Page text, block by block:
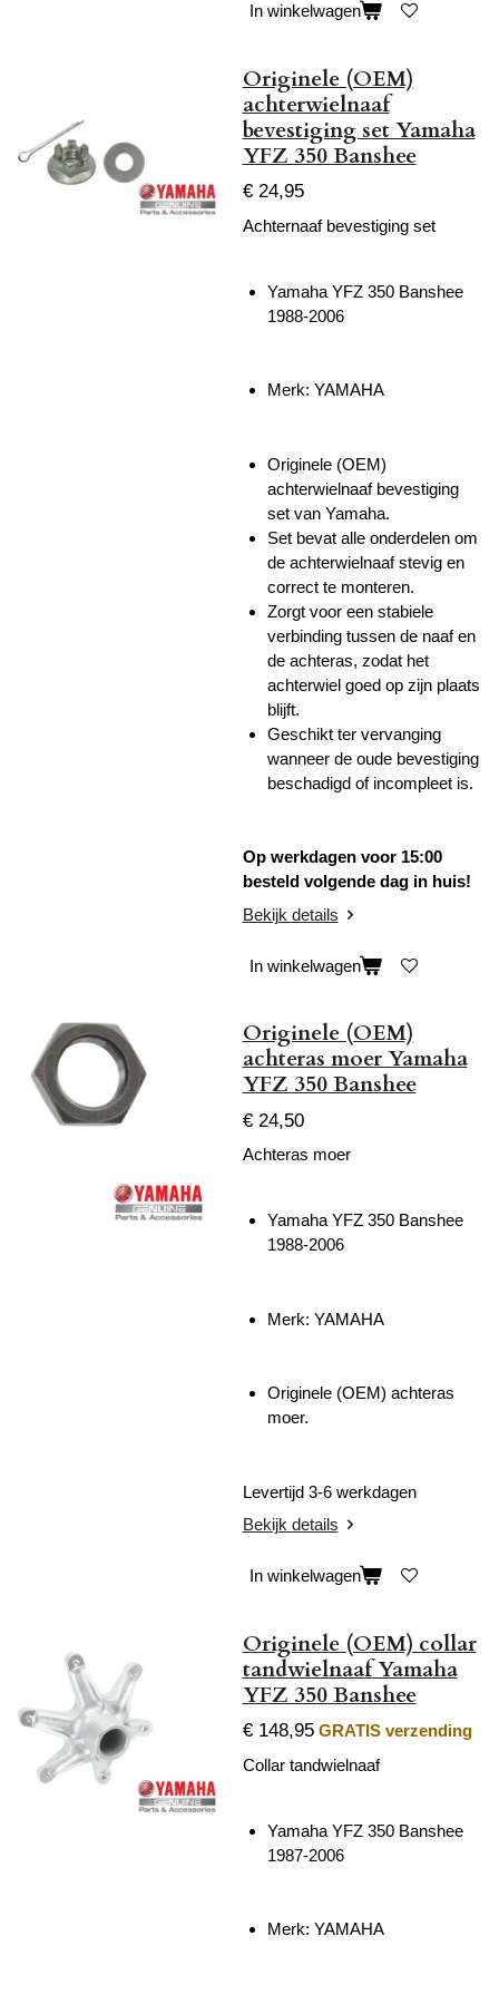
In winkelwagen
Originele (OEM)
achterwielnaaf
bevestiging set Yamaha
YFZ 350 Banshee
€ 24,95
Achternaaf bevestiging set
Yamaha YFZ 350 Banshee
1988-2006
Merk: YAMAHA
Originele (OEM)
achterwielnaaf bevestiging
set van Yamaha.
Set bevat alle onderdelen om
de achterwielnaaf stevig en
correct te monteren.
Zorgt voor een stabiele
verbinding tussen de naaf en
de achteras, zodat het
achterwiel goed op zijn plaats
blijft.
Geschikt ter vervanging
wanneer de oude bevestiging
beschadigd of incompleet is.
Op werkdagen voor 15:00
besteld volgende dag in huis!
Bekijk details
In winkelwagen
Originele (OEM)
achteras moer Yamaha
YFZ 350 Banshee
€ 24,50
Achteras moer
Yamaha YFZ 350 Banshee
1988-2006
Merk: YAMAHA
Originele (OEM) achteras
moer.
Levertijd 3-6 werkdagen
Bekijk details
In winkelwagen
Originele (OEM) collar
tandwielnaaf Yamaha
YFZ 350 Banshee
€ 148,95 GRATIS verzending
Collar tandwielnaaf
Yamaha YFZ 350 Banshee
1987-2006
Merk: YAMAHA